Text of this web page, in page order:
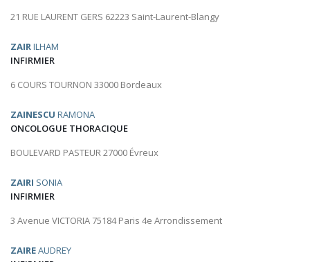
21 RUE LAURENT GERS 62223 Saint-Laurent-Blangy
ZAIRILHAM
INFIRMIER
6 COURS TOURNON 33000 Bordeaux
ZAINESCU RAMONA
ONCOLOGUE THORACIQUE
BOULEVARD PASTEUR 27000 Évreux
ZAIRI SONIA
INFIRMIER
3 Avenue VICTORIA 75184 Paris 4e Arrondissement
ZAIREAUDREY